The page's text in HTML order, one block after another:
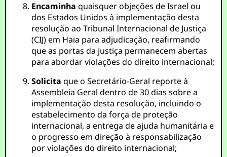
Encaminha quaisquer objeções de Israel ou
dos Estados Unidos à implementação desta
resolução ao Tribunal Internacional de Justiça
(CIJ) em Haia para adjudicação, reafirmando
que as portas da justiça permanecem abertas
para abordar violações do direito internacional;
Solicita que o Secretário-Geral reporte à
Assembleia Geral dentro de 30 dias sobre a
implementação desta resolução, incluindo o
estabelecimento da força de proteção
internacional, a entrega de ajuda humanitária e
o progresso em direção à responsabilização
por violações do direito internacional;